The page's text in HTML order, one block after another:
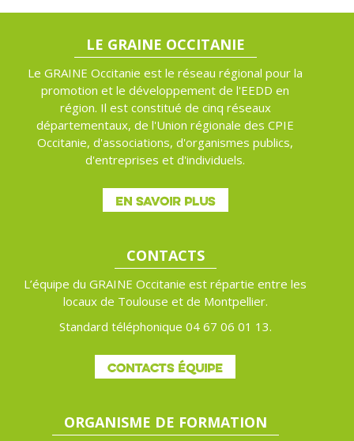
LE GRAINE OCCITANIE
Le GRAINE Occitanie est le réseau régional pour la
promotion et le développement de l'EEDD en
région. Il est constitué de cinq réseaux
départementaux, de l'Union régionale des CPIE
Occitanie, d'associations, d'organismes publics,
d'entreprises et d'individuels.
EN SAVOIR PLUS
CONTACTS
L’équipe du GRAINE Occitanie est répartie entre les
locaux de Toulouse et de Montpellier.
Standard téléphonique 04 67 06 01 13.
CONTACTS ÉQUIPE
ORGANISME DE FORMATION